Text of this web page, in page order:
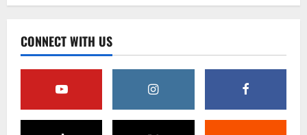
CONNECT WITH US